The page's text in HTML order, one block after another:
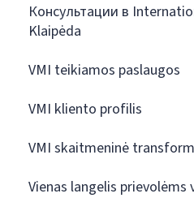
Консультации в
Klaipėda
VMI teikiamos paslaugos
VMI kliento profilis
VMI skaitmeninė
Vienas langelis